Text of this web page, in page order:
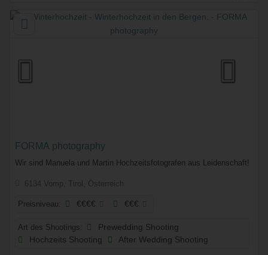
FORMA photography
Wir sind Manuela und Martin Hochzeitsfotografen aus Leidenschaft!
6134 Vomp, Tirol, Österreich
Preisniveau: €€€€ €€€
Art des Shootings:
Prewedding Shooting
Hochzeits Shooting
After Wedding Shooting